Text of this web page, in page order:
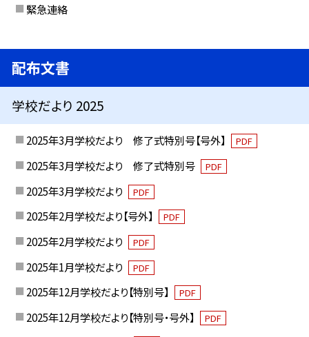
緊急連絡
配布文書
学校だより 2025
2025年3月学校だより 修了式特別号【号外】 PDF
2025年3月学校だより 修了式特別号 PDF
2025年3月学校だより PDF
2025年2月学校だより【号外】 PDF
2025年2月学校だより PDF
2025年1月学校だより PDF
2025年12月学校だより【特別号】 PDF
2025年12月学校だより【特別号・号外】 PDF